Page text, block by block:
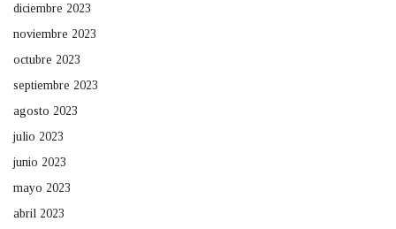
diciembre 2023
noviembre 2023
octubre 2023
septiembre 2023
agosto 2023
julio 2023
junio 2023
mayo 2023
abril 2023